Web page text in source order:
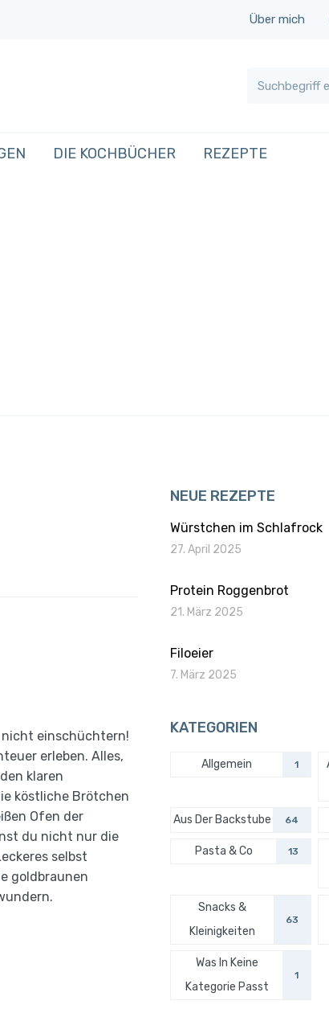
Über mich
DIE KOCHBÜCHER REZEPTE
nicht einschüchtern!
erleben. Alles,
klaren
köstliche Brötchen
Ofen der
du nicht nur die
selbst
goldbraunen
NEUE REZEPTE
Würstchen im Schlafrock
27. April 2025
Protein Roggenbrot
21. März 2025
Filoeier
7. März 2025
KATEGORIEN
Allgemein 1
Aus Der Backstube 64
Pasta & Co 13
Snacks &
Kleinigkeiten
63
Was In Keine
Kategorie Passt
1